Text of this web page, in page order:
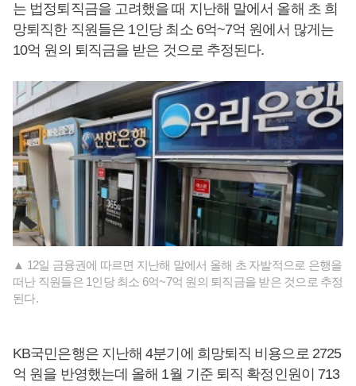
는 법정퇴직금을 고려했을 때 지난해 말에서 올해 초 희
망퇴직한 직원들은 1인당 최소 6억~7억 원에서 많게는
10억 원의 퇴직금을 받은 것으로 추정된다.
▲ 12일 금융권에 따르면 지난해 말에서 올해 초 자발적으로 은행을
떠난 직원들은 1인당 최소 6억~7억 원의 퇴직금을 받은 것으로 추정
된다.
KB국민은행은 지난해 4분기에 희망퇴직 비용으로 2725
억 원을 반영했는데 올해 1월 기준 퇴직 확정인원이 713